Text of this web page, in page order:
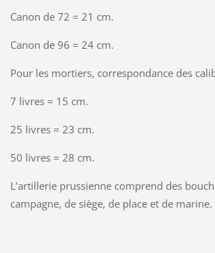
Canon de 72 = 21 cm.
Canon de 96 = 24 cm.
Pour les mortiers, correspondance des
7 livres = 15 cm.
25 livres = 23 cm.
50 livres = 28 cm.
L’artillerie prussienne comprend des
campagne, de siège, de place et de marine.